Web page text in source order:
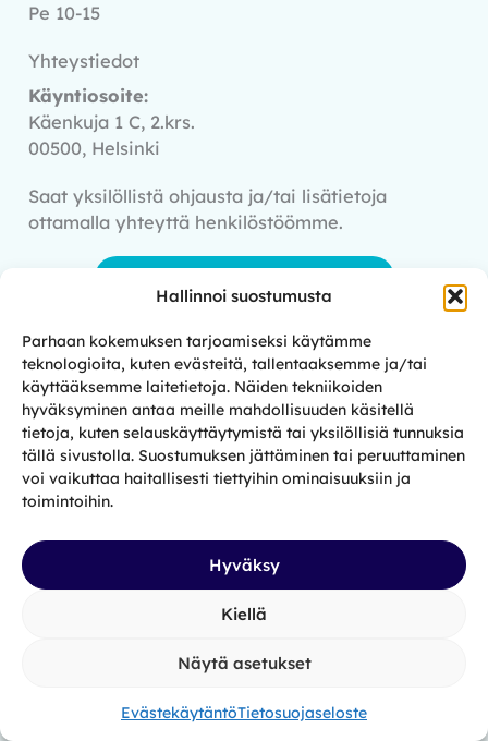
Hallinnoi suostumusta
Parhaan kokemuksen tarjoamiseksi käytämme
teknologioita, kuten evästeitä, tallentaaksemme ja/tai
käyttääksemme laitetietoja. Näiden tekniikoiden
hyväksyminen antaa meille mahdollisuuden käsitellä
tietoja, kuten selauskäyttäytymistä tai yksilöllisiä tunnuksia
tällä sivustolla. Suostumuksen jättäminen tai peruuttaminen
voi vaikuttaa haitallisesti tiettyihin ominaisuuksiin ja
toimintoihin.
Hyväksy
Kiellä
Näytä asetukset
EvästekäytäntöTietosuojaseloste
Pe 10-15
Yhteystiedot
Käyntiosoite:
Käenkuja 1 C, 2.krs.
00500, Helsinki
Saat yksilöllistä ohjausta ja/tai lisätietoja
ottamalla yhteyttä henkilöstöömme.
Vertaistuki Rediksessä on aina otettu
hyvin vastaan. Se autto paljon
alkuvaikeuksissa vapautumisen
jälkeen. Vertaistuki Rediksessä voi
oo niiden kanssa yksin.